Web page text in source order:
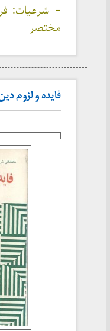
– شرعیات:
مختصر
فایده و لزوم دین (